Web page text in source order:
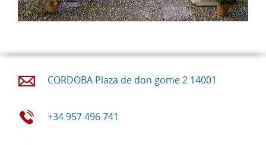
CORDOBA Plaza de don gome 2 14001
+34 957 496 741